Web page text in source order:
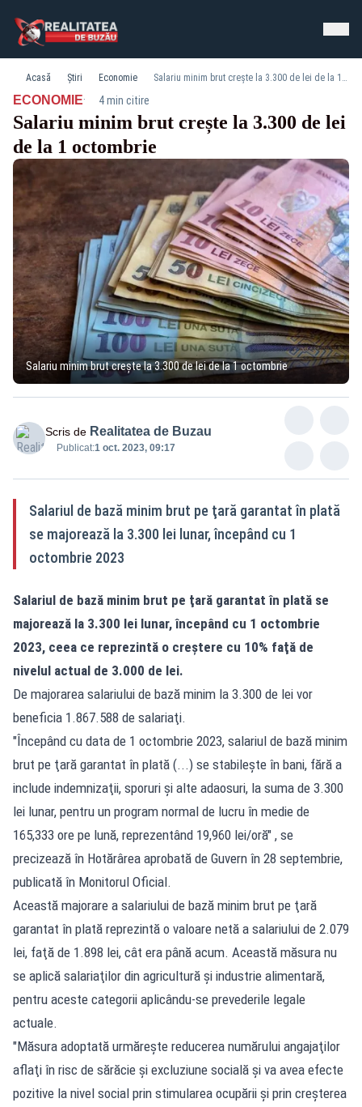
Acasă Știri Economie Salariu minim brut crește la 3.300 de lei de la 1 octombrie
ECONOMIE· 4 min citire
Salariu minim brut crește la 3.300 de lei
de la 1 octombrie
Salariu minim brut crește la 3.300 de lei de la 1 octombrie
Scris de Realitatea de Buzau
Publicat:1 oct. 2023, 09:17
Salariul de bază minim brut pe ţară garantat în plată
se majorează la 3.300 lei lunar, începând cu 1
octombrie 2023
Salariul de bază minim brut pe ţară garantat în plată se
majorează la 3.300 lei lunar, începând cu 1 octombrie
2023, ceea ce reprezintă o creştere cu 10% faţă de
nivelul actual de 3.000 de lei.
De majorarea salariului de bază minim la 3.300 de lei vor
beneficia 1.867.588 de salariaţi.
"Începând cu data de 1 octombrie 2023, salariul de bază minim
brut pe ţară garantat în plată (...) se stabileşte în bani, fără a
include indemnizaţii, sporuri şi alte adaosuri, la suma de 3.300
lei lunar, pentru un program normal de lucru în medie de
165,333 ore pe lună, reprezentând 19,960 lei/oră" , se
precizează în Hotărârea aprobată de Guvern în 28 septembrie,
publicată în Monitorul Oficial.
Această majorare a salariului de bază minim brut pe ţară
garantat în plată reprezintă o valoare netă a salariului de 2.079
lei, faţă de 1.898 lei, cât era până acum. Această măsura nu
se aplică salariaţilor din agricultură şi industrie alimentară,
pentru aceste categorii aplicându-se prevederile legale
actuale.
"Măsura adoptată urmăreşte reducerea numărului angajaţilor
aflaţi în risc de sărăcie şi excluziune socială şi va avea efecte
pozitive la nivel social prin stimularea ocupării şi prin creşterea